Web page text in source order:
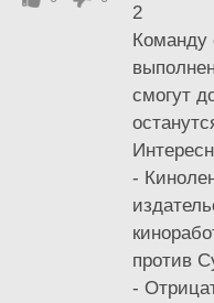
2
Команду
смогут
-
против
-